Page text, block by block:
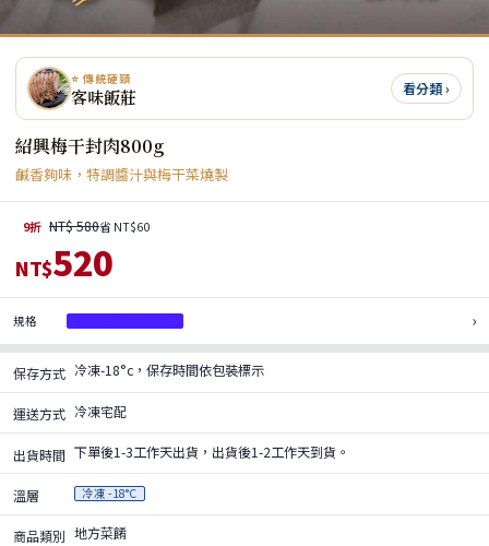
⭐ 傳統硬頸
客味飯莊 看分類 ›
紹興梅干封肉800g
鹹香夠味，特調醬汁與梅干菜燒製
9折 NT$ 580省 NT$60
NT$520
規格 ›
保存方式 冷凍-18°c，保存時間依包裝標示
運送方式 冷凍宅配
出貨時間 下單後1-3工作天出貨，出貨後1-2工作天到貨。
溫層 冷凍 -18°C
商品類別 地方菜餚